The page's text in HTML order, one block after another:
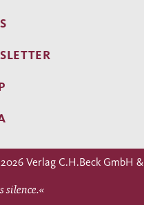
Verlag C.H.Beck GmbH &
silence.«